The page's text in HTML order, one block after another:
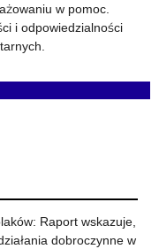
w pomoc.
i odpowiedzialności
Raport wskazuje,
dobroczynne w